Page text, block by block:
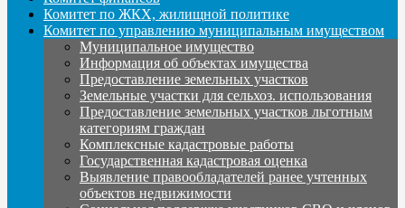
Комитет по ЖКХ, жилищной политике
Комитет по управлению муниципальным имуществом
Муниципальное имущество
Информация об объектах имущества
Предоставление земельных участков
Земельные участки для сельхоз. использования
Предоставление земельных участков льготным
категориям граждан
Комплексные кадастровые работы
Государственная кадастровая оценка
Выявление правообладателей ранее учтенных
объектов недвижимости